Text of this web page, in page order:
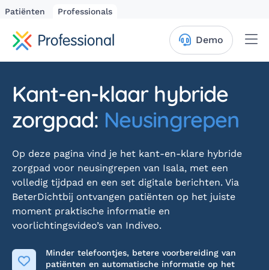
Patiënten Professionals
Demo
Kant-en-klaar hybride
zorgpad: Neusingrepen
Op deze pagina vind je het kant-en-klare hybride
zorgpad voor neusingrepen van Isala, met een
volledig tijdpad en een set digitale berichten. Via
BeterDichtbij ontvangen patiënten op het juiste
moment praktische informatie en
voorlichtingsvideo’s van Indiveo.
Minder telefoontjes, betere voorbereiding van
patiënten en automatische informatie op het